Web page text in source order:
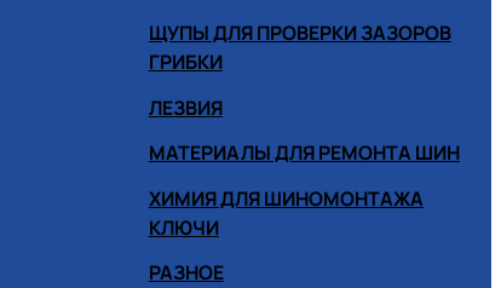
ЩУПЫ ДЛЯ ПРОВЕРКИ ЗАЗОРОВ
ГРИБКИ
ЛЕЗВИЯ
МАТЕРИАЛЫ ДЛЯ РЕМОНТА ШИН
ХИМИЯ ДЛЯ ШИНОМОНТАЖА
КЛЮЧИ
РАЗНОЕ